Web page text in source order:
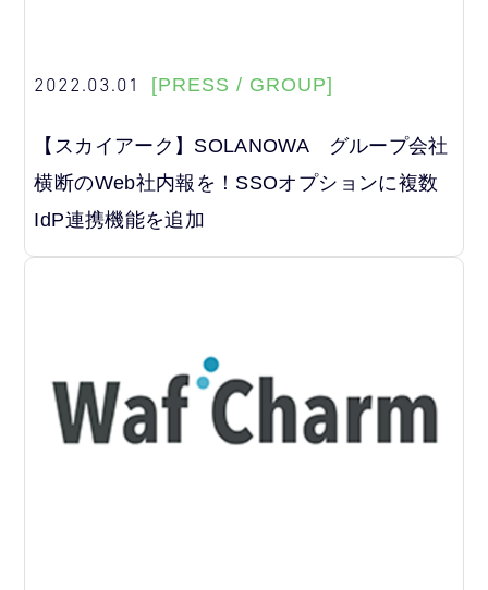
2022.03.01 [PRESS / GROUP]
【スカイアーク】SOLANOWA グループ会社
横断のWeb社内報を！SSOオプションに複数
IdP連携機能を追加